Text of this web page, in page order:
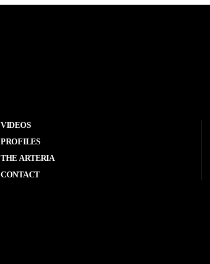
VIDEOS
PROFILES
THE ARTERIA
CONTACT